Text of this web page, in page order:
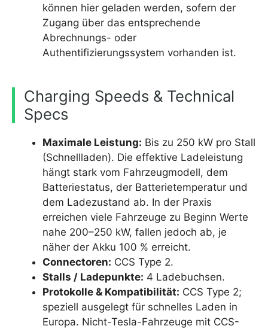
können hier geladen werden, sofern der
Zugang über das entsprechende
Abrechnungs- oder
Authentifizierungssystem vorhanden ist.
Charging Speeds & Technical
Specs
Maximale Leistung: Bis zu 250 kW pro Stall
(Schnellladen). Die effektive Ladeleistung
hängt stark vom Fahrzeugmodell, dem
Batteriestatus, der Batterietemperatur und
dem Ladezustand ab. In der Praxis
erreichen viele Fahrzeuge zu Beginn Werte
nahe 200–250 kW, fallen jedoch ab, je
näher der Akku 100 % erreicht.
Connectoren: CCS Type 2.
Stalls / Ladepunkte: 4 Ladebuchsen.
Protokolle & Kompatibilität: CCS Type 2;
speziell ausgelegt für schnelles Laden in
Europa. Nicht-Tesla-Fahrzeuge mit CCS-